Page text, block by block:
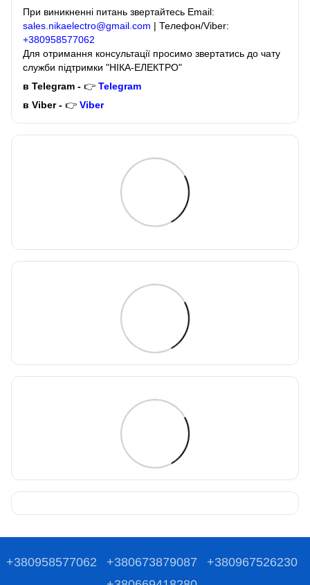
При виникненні питань звертайтесь Email:
sales.nikaelectro@gmail.com | Телефон/Viber:
+380958577062
Для отримання консультації просимо звертатись до чату
служби підтримки "НІКА-ЕЛЕКТРО"
в Telegram - 👉 Telegram
в Viber - 👉 Viber
+380958577062 +380673879087
+380967526230